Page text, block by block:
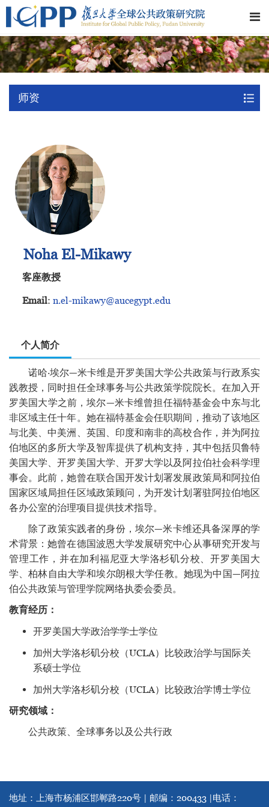
师资
Noha El-Mikawy
客座教授
Email: n.el-mikawy@aucegypt.edu
个人简介
诺哈·埃尔—米卡维是开罗美国大学公共政策与行政系实
践教授，同时担任全球事务与公共政策学院院长。在加入开
罗美国大学之前，埃尔—米卡维曾担任福特基金会中东与北
非区域主任十年。她在福特基金会任职期间，推动了该地区
与北美、中美洲、英国、印度和南非的高校合作，并为阿拉
伯地区的多所大学及智库提供了机构支持，其中包括贝鲁特
美国大学、开罗美国大学、开罗大学以及阿拉伯社会科学理
事会。此前，她曾在联合国开发计划署发展政策局和阿拉伯
国家区域局担任区域政策顾问，为开发计划署驻阿拉伯地区
各办公室的治理项目提供技术指导。
除了政策实践者的身份，埃尔—米卡维还具备深厚的学
术背景：她曾在德国波恩大学发展研究中心从事研究开发与
管理工作，并在加利福尼亚大学洛杉矶分校、开罗美国大
学、柏林自由大学和埃尔朗根大学任教。她现为中国—阿拉
伯公共政策与管理学院网络执委会委员。
教育经历：
开罗美国大学政治学学士学位
加州大学洛杉矶分校（UCLA）比较政治学与国际关
系硕士学位
加州大学洛杉矶分校（UCLA）比较政治学博士学位
研究领域：
公共政策、全球事务以及公共行政
地址：上海市杨浦区邯郸路220号 | 邮编：200433 |电话：